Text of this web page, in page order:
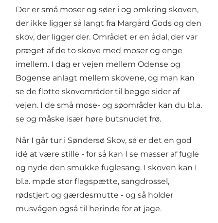
Der er små moser og søer i og omkring skoven,
der ikke ligger så langt fra Margård Gods og den
skov, der ligger der. Området er en ådal, der var
præget af de to skove med moser og enge
imellem. I dag er vejen mellem Odense og
Bogense anlagt mellem skovene, og man kan
se de flotte skovområder til begge sider af
vejen. I de små mose- og søområder kan du bl.a.
se og måske især høre butsnudet frø.
Når I går tur i Søndersø Skov, så er det en god
idé at være stille - for så kan I se masser af fugle
og nyde den smukke fuglesang. I skoven kan I
bl.a. møde stor flagspætte, sangdrossel,
rødstjert og gærdesmutte - og så holder
musvågen også til herinde for at jage.